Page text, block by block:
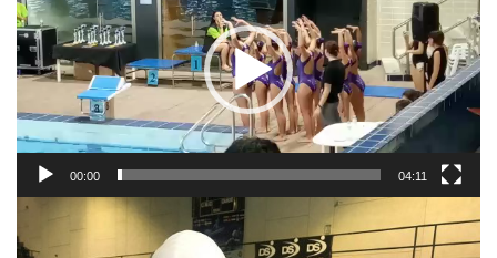
00:00 04:11